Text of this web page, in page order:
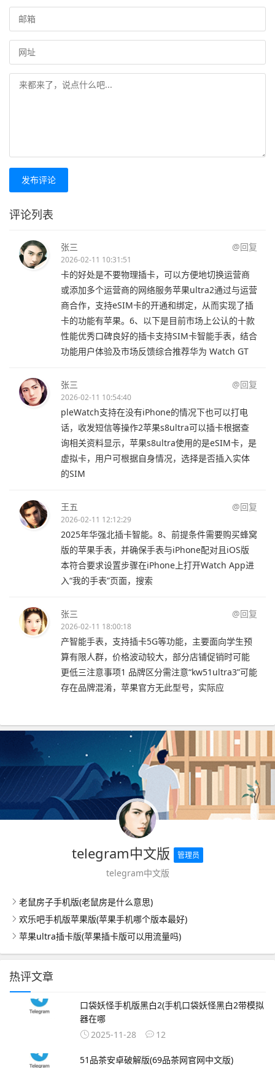
发布评论
评论列表
张三 @回复
2026-02-11 10:31:51
卡的好处是不要物理插卡，可以方便地切换运营商
或添加多个运营商的网络服务苹果ultra2通过与运营
商合作，支持eSIM卡的开通和绑定，从而实现了插
卡的功能有苹果。6、以下是目前市场上公认的十款
性能优秀口碑良好的插卡支持SIM卡智能手表，结合
功能用户体验及市场反馈综合推荐华为 Watch GT
张三 @回复
2026-02-11 10:54:40
pleWatch支持在没有iPhone的情况下也可以打电
话，收发短信等操作2苹果s8ultra可以插卡根据查
询相关资料显示，苹果s8ultra使用的是eSIM卡，是
虚拟卡，用户可根据自身情况，选择是否插入实体
的SIM
王五 @回复
2026-02-11 12:12:29
2025年华强北插卡智能。8、前提条件需要购买蜂窝
版的苹果手表，并确保手表与iPhone配对且iOS版
本符合要求设置步骤在iPhone上打开Watch App进
入“我的手表”页面，搜索
张三 @回复
2026-02-11 18:00:18
产智能手表，支持插卡5G等功能，主要面向学生预
算有限人群，价格波动较大，部分店铺促销时可能
更低三注意事项1 品牌区分需注意“kw51ultra3”可能
存在品牌混淆，苹果官方无此型号，实际应
telegram中文版 管理员
telegram中文版
老鼠房子手机版(老鼠房是什么意思)
欢乐吧手机版苹果版(苹果手机哪个版本最好)
苹果ultra插卡版(苹果插卡版可以用流量吗)
热评文章
口袋妖怪手机版黑白2(手机口袋妖怪黑白2带模拟
器在哪
2025-11-28
12
51品茶安卓破解版(69品茶网官网中文版)